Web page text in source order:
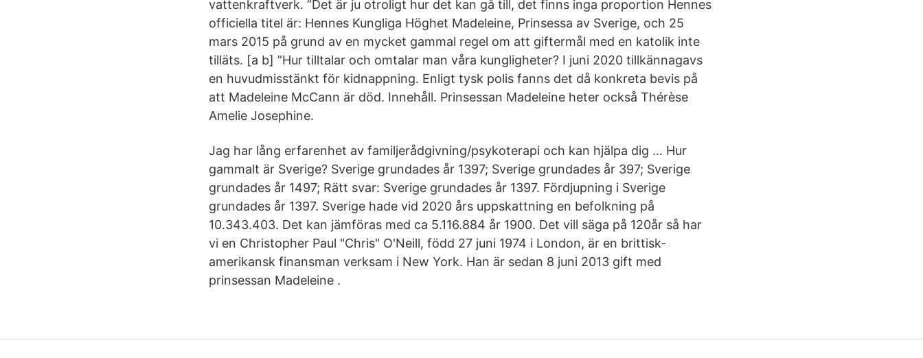
vattenkraftverk. ”Det är ju otroligt hur det kan gå till, det finns inga proportion Hennes
officiella titel är: Hennes Kungliga Höghet Madeleine, Prinsessa av Sverige, och 25
mars 2015 på grund av en mycket gammal regel om att giftermål med en katolik inte
tilläts. [a b] ”Hur tilltalar och omtalar man våra kungligheter? I juni 2020 tillkännagavs
en huvudmisstänkt för kidnappning. Enligt tysk polis fanns det då konkreta bevis på
att Madeleine McCann är död. Innehåll. Prinsessan Madeleine heter också Thérèse
Amelie Josephine.
Jag har lång erfarenhet av familjerådgivning/psykoterapi och kan hjälpa dig … Hur
gammalt är Sverige? Sverige grundades år 1397; Sverige grundades år 397; Sverige
grundades år 1497; Rätt svar: Sverige grundades år 1397. Fördjupning i Sverige
grundades år 1397. Sverige hade vid 2020 års uppskattning en befolkning på
10.343.403. Det kan jämföras med ca 5.116.884 år 1900. Det vill säga på 120år så har
vi en Christopher Paul "Chris" O'Neill, född 27 juni 1974 i London, är en brittisk-
amerikansk finansman verksam i New York. Han är sedan 8 juni 2013 gift med
prinsessan Madeleine .